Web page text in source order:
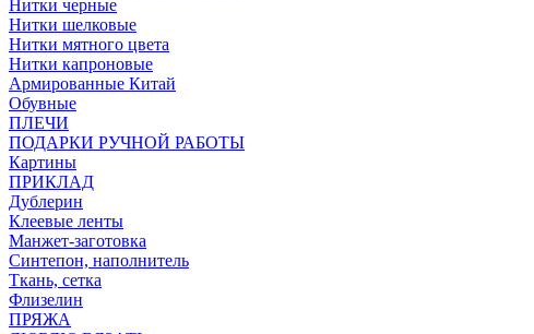
Нитки черные
Нитки шелковые
Нитки мятного цвета
Нитки капроновые
Армированные Китай
Обувные
ПЛЕЧИ
ПОДАРКИ РУЧНОЙ РАБОТЫ
Картины
ПРИКЛАД
Дублерин
Клеевые ленты
Манжет-заготовка
Синтепон, наполнитель
Ткань, сетка
Флизелин
ПРЯЖА